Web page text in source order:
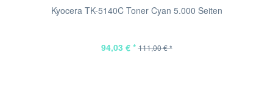
Kyocera TK-5140C Toner Cyan 5.000 Seiten
94,03 € * 111,00 € *